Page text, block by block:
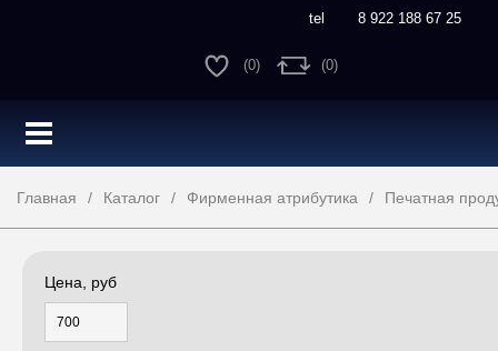
8 922 188 67 25
(0) (0)
Главная Каталог Фирменная атрибутика Печатная
Цена, руб